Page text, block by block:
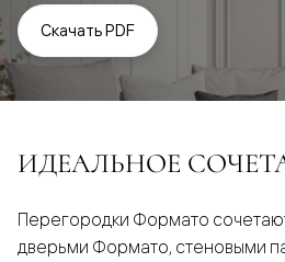
Скачать PDF
ИДЕАЛЬНОЕ
Перегородки Формато
дверьми Формато, стеновыми